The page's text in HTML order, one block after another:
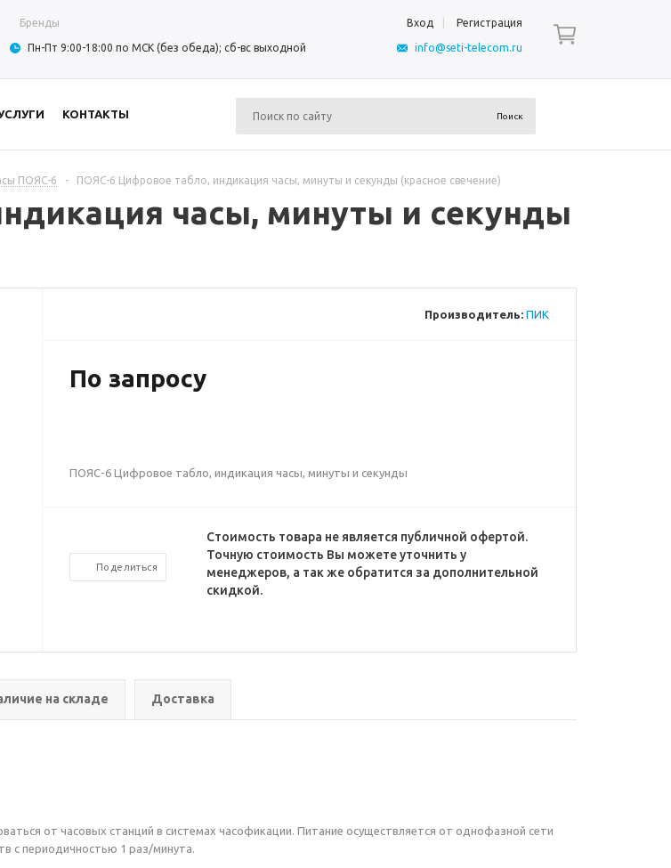
Бренды Вход Регистрация
Пн-Пт 9:00-18:00 по МСК (без обеда); сб-вс выходной info@seti-telecom.ru
КОНТАКТЫ
ПОЯС-6 - ПОЯС-6 Цифровое табло, индикация часы, минуты и секунды (красное свечение)
часы, минуты и секунды
Производитель: ПИК
По запросу
ПОЯС-6 Цифровое табло, индикация часы, минуты и секунды
Поделиться
Стоимость товара не является публичной офертой.
Точную стоимость Вы можете уточнить у
менеджеров, а так же обратится за дополнительной
скидкой.
на складе Доставка
от часовых станций в системах часофикации. Питание осуществляется от однофазной сети
с периодичностью 1 раз/минута.